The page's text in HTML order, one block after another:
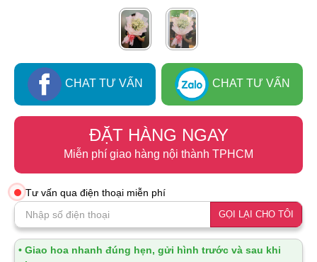
CHAT TƯ VẤN CHAT TƯ VẤN
ĐẶT HÀNG NGAY
Miễn phí giao hàng nội thành TPHCM
Tư vấn qua điện thoại miễn phí
GỌI LẠI CHO TÔI
• Giao hoa nhanh đúng hẹn, gửi hình trước và sau khi